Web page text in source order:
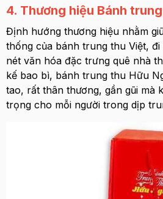
4. Thương hiệu Bánh
Định hướng thương hiệu nhằm
thống của bánh trung thu Việt,
nét văn hóa đặc trưng quê nhà
kế bao bì, bánh trung thu Hữu
tao, rất thân thương, gần gũi mà
trọng cho mỗi người trong dịp